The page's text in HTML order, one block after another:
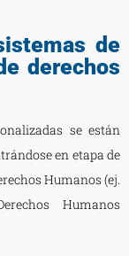
de
derechos
se están
en etapa de
Humanos (ej.
Humanos